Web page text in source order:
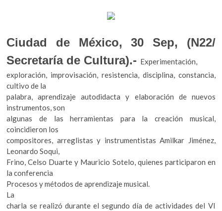
Ciudad de México, 30 Sep, (N22/
Secretaría de Cultura).- Experimentación,
exploración, improvisación, resistencia, disciplina, constancia,
cultivo de la
palabra, aprendizaje autodidacta y elaboración de nuevos
instrumentos, son
algunas de las herramientas para la creación musical,
coincidieron los
compositores, arreglistas y instrumentistas Amilkar Jiménez,
Leonardo Soqui,
Frino, Celso Duarte y Mauricio Sotelo, quienes participaron en
la conferencia
Procesos y métodos de aprendizaje musical.
La
charla se realizó durante el segundo día de actividades del VI